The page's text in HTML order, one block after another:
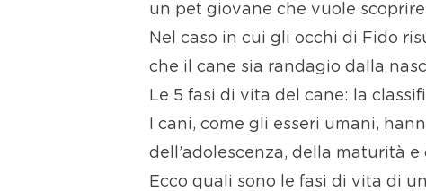
un pet giovane che vuole
Nel caso in cui gli occhi di Fido
che il cane sia randagio dalla
Le 5 fasi di vita del cane: la
I cani, come gli esseri umani,
dell’adolescenza, della maturità
Ecco quali sono le fasi di vita di